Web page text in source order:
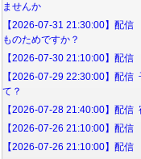
ませんか
【2026-07-31 21:30:00】配信
ものためですか？
【2026-07-30 21:10:00】配信
【2026-07-29 22:30:00】配信
て？
【2026-07-28 21:40:00】配信
【2026-07-26 21:10:00】配信
【2026-07-26 21:10:00】配信